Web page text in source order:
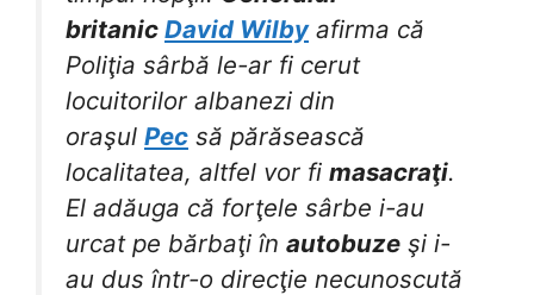
britanic David Wilbyafirma că
Poliţia sârbă le-ar fi cerut
locuitorilor albanezi din
oraşul Pec să părăsească
localitatea, altfel vor fi masacraţi.
El adăuga că forţele sârbe i-au
urcat pe bărbaţi în autobuze şi i-
au dus într-o direcţie necunoscută